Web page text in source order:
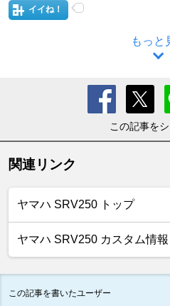
イイね！
もっと
この記事を
関連リンク
ヤマハ SRV250 トップ
ヤマハ SRV250 カスタム情報
この記事を書いたユーザー